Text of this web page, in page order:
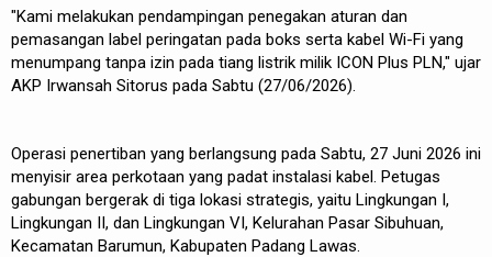
"Kami melakukan pendampingan penegakan aturan dan
pemasangan label peringatan pada boks serta kabel Wi-Fi yang
menumpang tanpa izin pada tiang listrik milik ICON Plus PLN," ujar
AKP Irwansah Sitorus pada Sabtu (27/06/2026).
Operasi penertiban yang berlangsung pada Sabtu, 27 Juni 2026 ini
menyisir area perkotaan yang padat instalasi kabel. Petugas
gabungan bergerak di tiga lokasi strategis, yaitu Lingkungan I,
Lingkungan II, dan Lingkungan VI, Kelurahan Pasar Sibuhuan,
Kecamatan Barumun, Kabupaten Padang Lawas.